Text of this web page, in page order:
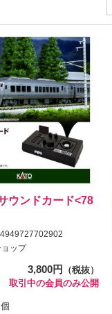
ウンドカード<78
ップ
3,800円
（税抜）
取引中の会員のみ公開
個